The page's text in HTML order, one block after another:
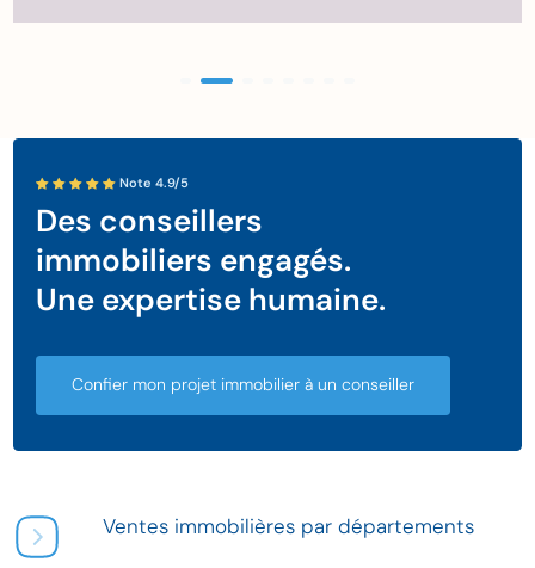
Note 4.9/5
Des conseillers
immobiliers engagés.
Une expertise humaine.
Confier mon projet immobilier à un conseiller
Ventes immobilières par départements